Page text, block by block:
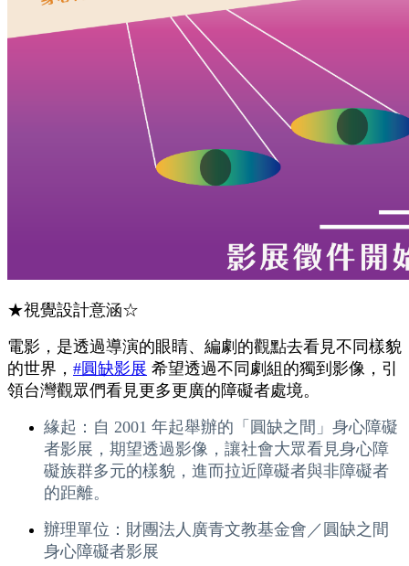
★視覺設計意涵☆
電影，是透過導演的眼睛、編劇的觀點去看見不同樣貌
的世界， #圓缺影展 希望透過不同劇組的獨到影像，引
領台灣觀眾們看見更多更廣的障礙者處境。​
緣起：自 2001 年起舉辦的「圓缺之間」身心障礙
者影展，期望透過影像，讓社會大眾看見身心障
礙族群多元的樣貌，進而拉近障礙者與非障礙者
的距離。
辦理單位：財團法人廣青文教基金會／圓缺之間
身心障礙者影展